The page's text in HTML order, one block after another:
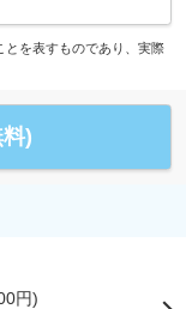
を表すものであり、実際
)
円)